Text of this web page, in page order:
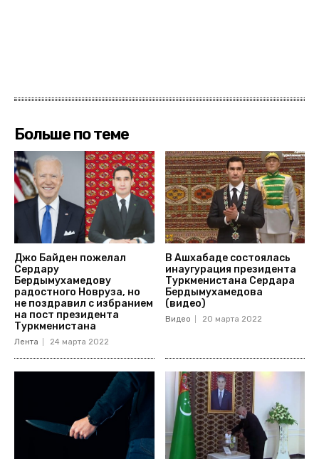
Больше по теме
Джо Байден пожелал
Сердару
Бердымухамедову
радостного Новруза, но
не поздравил с избранием
на пост президента
Туркменистана
Лента 24 марта 2022
В Ашхабаде состоялась
инаугурация президента
Туркменистана Сердара
Бердымухамедова
(видео)
Видео 20 марта 2022